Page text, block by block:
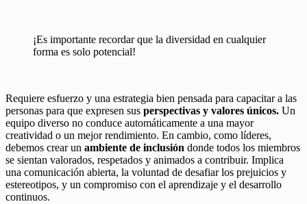
¡Es importante recordar que la diversidad en cualquier
forma es solo potencial!
Requiere esfuerzo y una estrategia bien pensada para capacitar a las
personas para que expresen sus perspectivas y valores únicos. Un
equipo diverso no conduce automáticamente a una mayor
creatividad o un mejor rendimiento. En cambio, como líderes,
debemos crear un ambiente de inclusión donde todos los miembros
se sientan valorados, respetados y animados a contribuir. Implica
una comunicación abierta, la voluntad de desafiar los prejuicios y
estereotipos, y un compromiso con el aprendizaje y el desarrollo
continuos.